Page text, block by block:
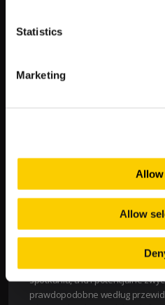
Statistics
Marketing
Allow
Allow
defensywę, która
ataki Ludogorets.
być głośne wsparcie
motywacji do walki na
Remis 3.60
Podsumowanie:
spotkania, a ich potencjalne
prawdopodobne według